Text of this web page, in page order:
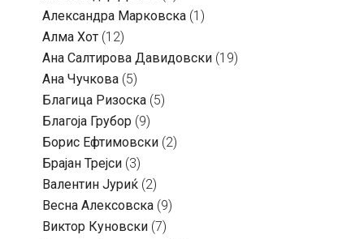
Александра Марковска (1)
Алма Хот (12)
Ана Салтирова Давидовски (19)
Ана Чучкова (5)
Благица Ризоска (5)
Благоја Грубор (9)
Борис Ефтимовски (2)
Брајан Трејси (3)
Валентин Јуриќ (2)
Весна Алексовска (9)
Виктор Куновски (7)